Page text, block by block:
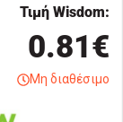
Τιμή Wisdom:
0.81€
Μη διαθέσιμο